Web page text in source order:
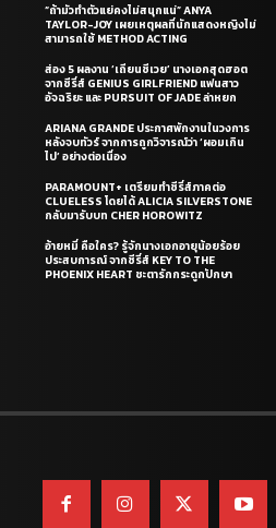
“ถ้ามัวทำตัวแย่คงไม่สนุกแน่” ANYA
TAYLOR-JOY เผยเหตุผลที่นักแสดงหญิงไม่
สามารถใช้ METHOD ACTING
ส่อง 5 ผลงาน ‘เถียนซีเวย’ นางเอกสุดฮอต
จากซีรี่ส์ GENIUS GIRLFRIEND แฟนสาว
อัจฉริยะ และ PURSUIT OF JADE ล่าหยก
ARIANA GRANDE ประกาศพักงานในวงการ
หลังจบทัวร์ จากการถูกวิจารณ์ว่า ‘ผอมเกิน
ไป’ อย่างต่อเนื่อง
PARAMOUNT+ เตรียมทำซีรี่ส์ภาคต่อ
CLUELESS โดยได้ ALICIA SILVERSTONE
กลับมารับบท CHER HOROWITZ
อ้ายหมี่ คือใคร? รู้จักนางเอกอายุน้อยร้อย
ประสบการณ์ จากซีรี่ส์ KEY TO THE
PHOENIX HEART ชะตารักกระดูกปักษา